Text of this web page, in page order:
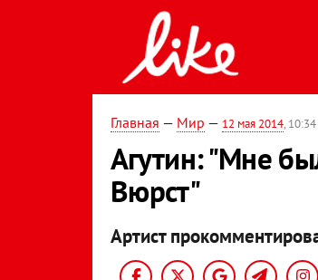
Главная — Мир — 12 мая 2014, 10:34
Агутин: "Мне
Вюрст"
Артист